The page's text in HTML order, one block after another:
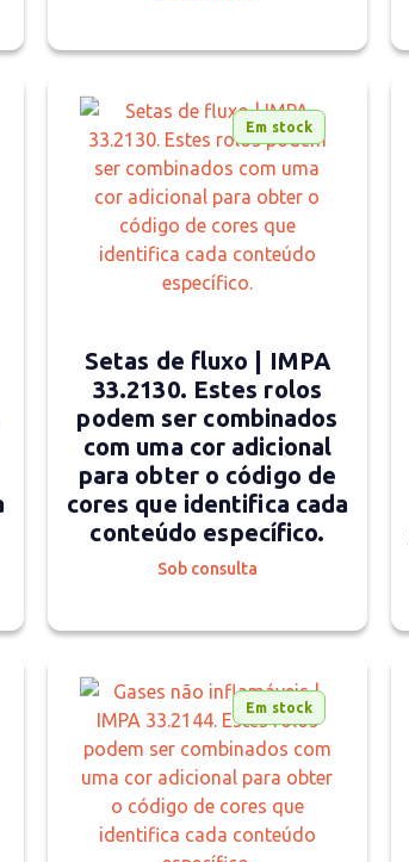
Em stock
Setas de fluxo | IMPA
33.2130. Estes rolos
podem ser combinados
com uma cor adicional
para obter o código de
cores que identifica cada
conteúdo específico.
Sob consulta
Em stock